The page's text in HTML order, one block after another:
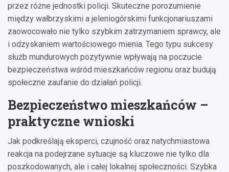
przez różne jednostki policji. Skuteczne porozumienie
między wałbrzyskimi a jeleniogórskimi funkcjonariuszami
zaowocowało nie tylko szybkim zatrzymaniem sprawcy, ale
i odzyskaniem wartościowego mienia. Tego typu sukcesy
służb mundurowych pozytywnie wpływają na poczucie
bezpieczeństwa wśród mieszkańców regionu oraz budują
społeczne zaufanie do działań policji.
Bezpieczeństwo mieszkańców –
praktyczne wnioski
Jak podkreślają eksperci, czujność oraz natychmiastowa
reakcja na podejrzane sytuacje są kluczowe nie tylko dla
poszkodowanych, ale i całej lokalnej społeczności. Szybka